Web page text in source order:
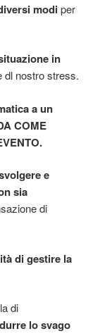
modiper
in
dl nostro stress.
a un
COME
e
sia
di
di gestire la
di
lo svago